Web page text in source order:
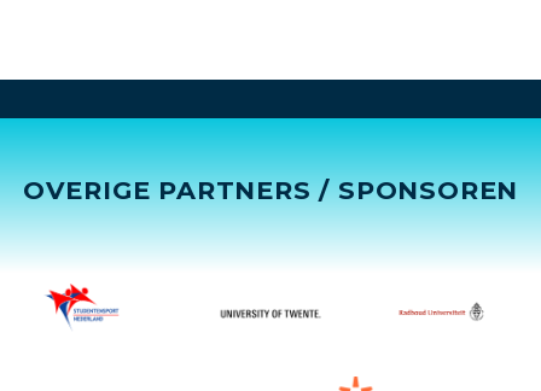
OVERIGE PARTNERS / SPONSOREN